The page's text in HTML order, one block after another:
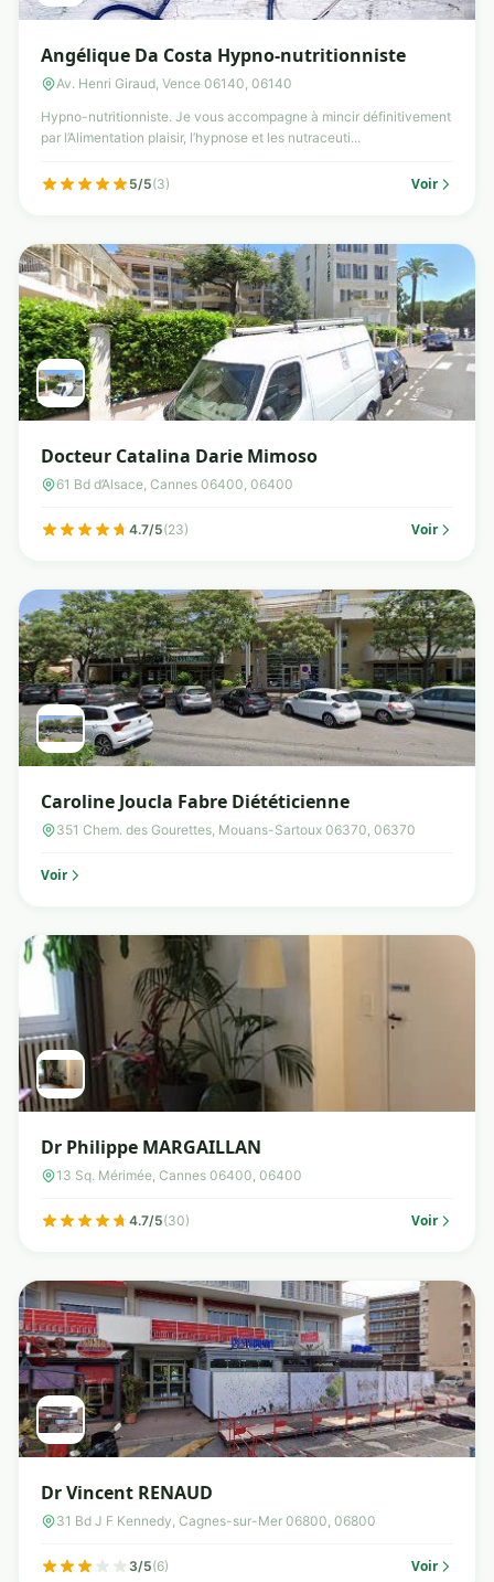
Angélique Da Costa Hypno-nutritionniste
Av. Henri Giraud, Vence 06140, 06140
Hypno-nutritionniste. Je vous accompagne à mincir définitivement
par l’Alimentation plaisir, l’hypnose et les nutraceuti...
5/5(3) Voir
Docteur Catalina Darie Mimoso
61 Bd d’Alsace, Cannes 06400, 06400
4.7/5(23) Voir
Caroline Joucla Fabre Diététicienne
351 Chem. des Gourettes, Mouans-Sartoux 06370, 06370
Voir
Dr Philippe MARGAILLAN
13 Sq. Mérimée, Cannes 06400, 06400
4.7/5(30) Voir
Dr Vincent RENAUD
31 Bd J F Kennedy, Cagnes-sur-Mer 06800, 06800
3/5(6) Voir